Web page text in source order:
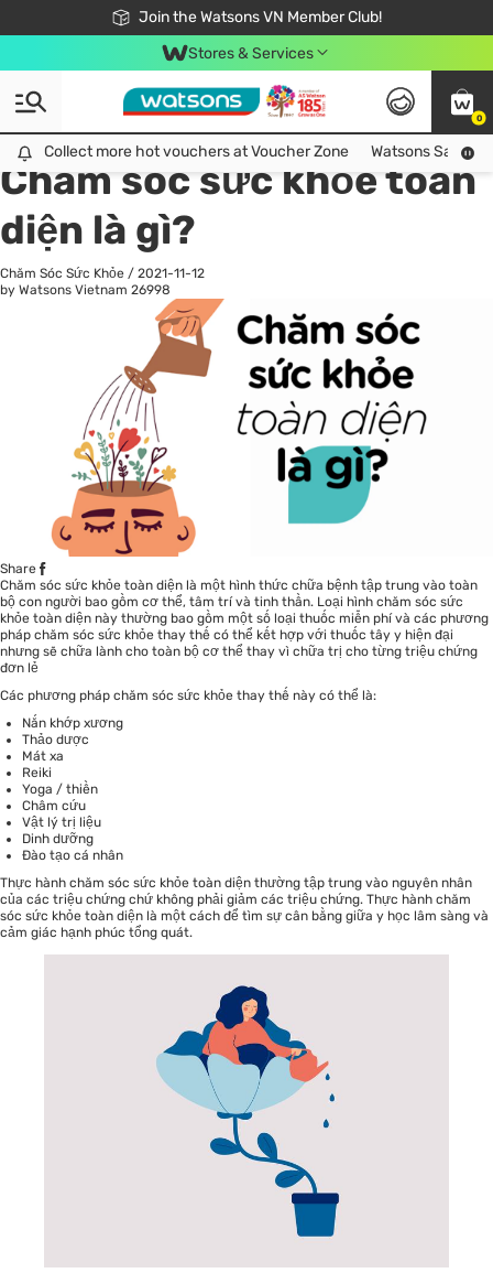
Join the Watsons VN Member Club!
Free Shipping For Order From 249,000Đ
24h Fast delivery in Hồ Chí Minh City
Stores & Services
0
Collect more hot vouchers at Voucher Zone
Collect more hot vouchers at Voucher Zone Watsons Safety
All
Chăm Sóc Cá Nhân
Chăm sóc sức khỏe toàn
diện là gì?
Chăm Sóc Sức Khỏe / 2021-11-12
by Watsons Vietnam 26998
Share
Chăm sóc sức khỏe toàn diện là một hình thức chữa bệnh tập trung vào toàn
bộ con người bao gồm cơ thể, tâm trí và tinh thần. Loại hình chăm sóc sức
khỏe toàn diện này thường bao gồm một số loại thuốc miễn phí và các phương
pháp chăm sóc sức khỏe thay thế có thể kết hợp với thuốc tây y hiện đại
nhưng sẽ chữa lành cho toàn bộ cơ thể thay vì chữa trị cho từng triệu chứng
đơn lẻ
Các phương pháp chăm sóc sức khỏe thay thế này có thể là:
Nắn khớp xương
Thảo dược
Mát xa
Reiki
Yoga / thiền
Châm cứu
Vật lý trị liệu
Dinh dưỡng
Đào tạo cá nhân
Thực hành chăm sóc sức khỏe toàn diện thường tập trung vào nguyên nhân
của các triệu chứng chứ không phải giảm các triệu chứng. Thực hành chăm
sóc sức khỏe toàn diện là một cách để tìm sự cân bằng giữa y học lâm sàng và
cảm giác hạnh phúc tổng quát.